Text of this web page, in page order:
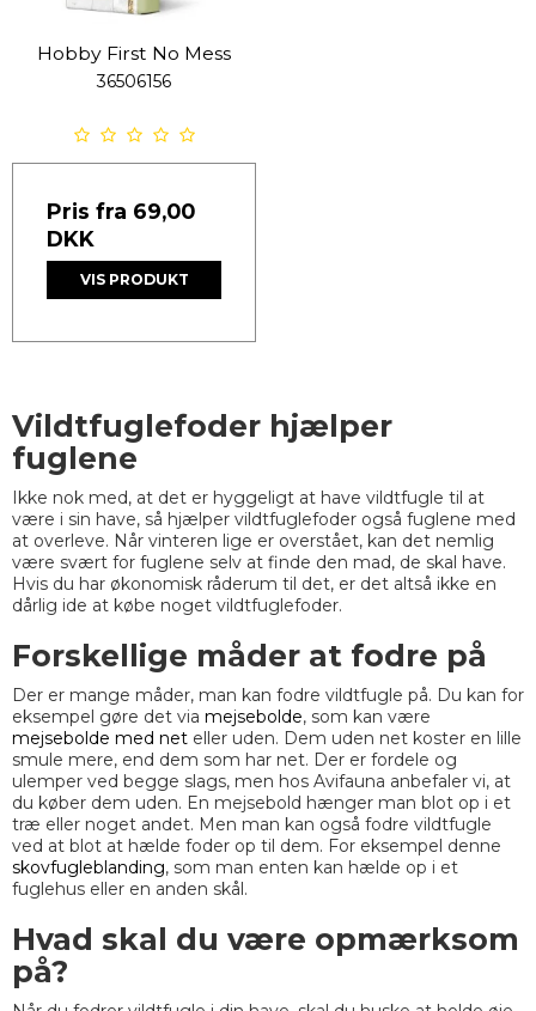
Hobby First No Mess
36506156
Pris fra 69,00
DKK
VIS PRODUKT
Vildtfuglefoder hjælper
fuglene
Ikke nok med, at det er hyggeligt at have vildtfugle til at
være i sin have, så hjælper vildtfuglefoder også fuglene med
at overleve. Når vinteren lige er overstået, kan det nemlig
være svært for fuglene selv at finde den mad, de skal have.
Hvis du har økonomisk råderum til det, er det altså ikke en
dårlig ide at købe noget vildtfuglefoder.
Forskellige måder at fodre på
Der er mange måder, man kan fodre vildtfugle på. Du kan for
eksempel gøre det via mejsebolde, som kan være
mejsebolde med net eller uden. Dem uden net koster en lille
smule mere, end dem som har net. Der er fordele og
ulemper ved begge slags, men hos Avifauna anbefaler vi, at
du køber dem uden. En mejsebold hænger man blot op i et
træ eller noget andet. Men man kan også fodre vildtfugle
ved at blot at hælde foder op til dem. For eksempel denne
skovfugleblanding, som man enten kan hælde op i et
fuglehus eller en anden skål.
Hvad skal du være opmærksom
på?